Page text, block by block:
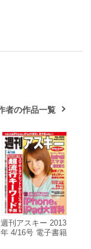
者の作品一覧
週刊アスキー 2013
年 4/16号 電子書籍